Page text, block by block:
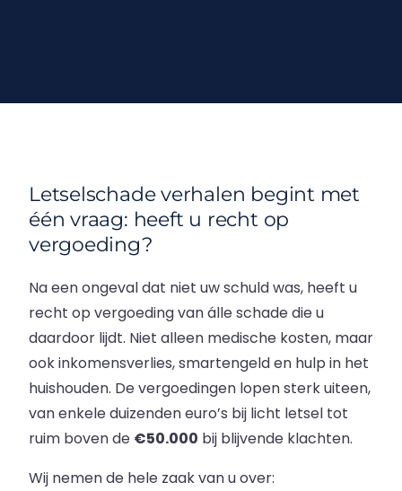
Letselschade verhalen begint met
één vraag: heeft u recht op
vergoeding?
Na een ongeval dat niet uw schuld was, heeft u
recht op vergoeding van álle schade die u
daardoor lijdt. Niet alleen medische kosten, maar
ook inkomensverlies, smartengeld en hulp in het
huishouden. De vergoedingen lopen sterk uiteen,
van enkele duizenden euro’s bij licht letsel tot
ruim boven de €50.000 bij blijvende klachten.
Wij nemen de hele zaak van u over: